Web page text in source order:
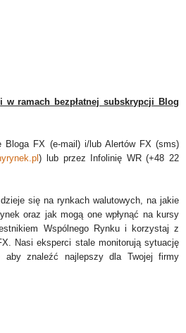
w ramach bezpłatnej subskrypcji Blog
Bloga FX (e-mail) i/lub Alertów FX (sms)
) lub przez Infolinię WR (+48 22
się na rynkach walutowych, na jakie
oraz jak mogą one wpłynąć na kursy
Wspólnego Rynku i korzystaj z
Nasi eksperci stale monitorują sytuację
aby znaleźć najlepszy dla Twojej firmy